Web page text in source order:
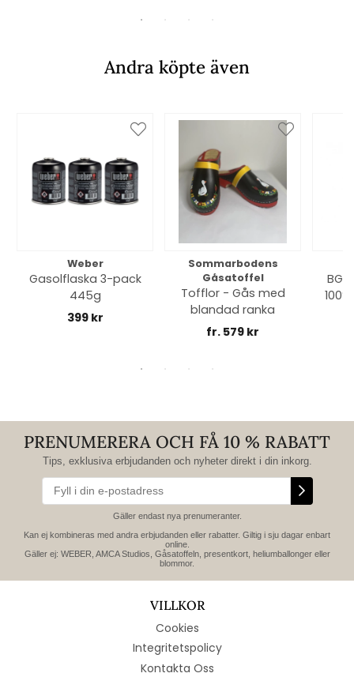
Andra köpte även
Weber
Gasolflaska 3-pack
445g
399 kr
Sommarbodens
Gåsatoffel
Tofflor - Gås med
blandad ranka
fr. 579 kr
PRENUMERERA OCH FÅ 10 % RABATT
Tips, exklusiva erbjudanden och nyheter direkt i din inkorg.
Gäller endast nya prenumeranter.
Kan ej kombineras med andra erbjudanden eller rabatter. Giltig i sju dagar enbart
online.
Gäller ej: WEBER, AMCA Studios, Gåsatoffeln, presentkort, heliumballonger eller
blommor.
VILLKOR
Cookies
Integritetspolicy
Kontakta Oss